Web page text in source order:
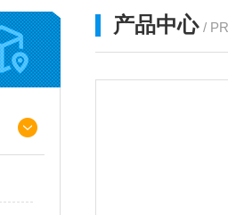
产品中心 /